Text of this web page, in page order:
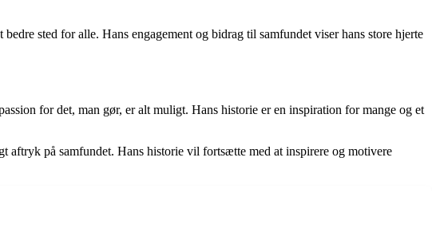
sted for alle. Hans engagement og bidrag til samfundet viser hans store hjerte
for det, man gør, er alt muligt. Hans historie er en inspiration for mange og et
aftryk på samfundet. Hans historie vil fortsætte med at inspirere og motivere